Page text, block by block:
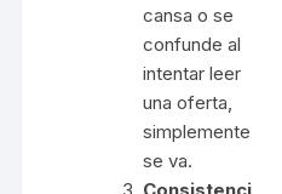
cansa o se
confunde al
intentar leer
una oferta,
simplemente
se va.